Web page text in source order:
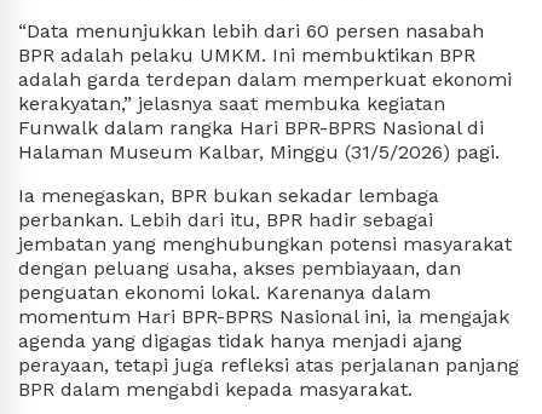
“Data menunjukkan lebih dari 60 persen nasabah
BPR adalah pelaku UMKM. Ini membuktikan BPR
adalah garda terdepan dalam memperkuat ekonomi
kerakyatan,” jelasnya saat membuka kegiatan
Funwalk dalam rangka Hari BPR-BPRS Nasional di
Halaman Museum Kalbar, Minggu (31/5/2026) pagi.
Ia menegaskan, BPR bukan sekadar lembaga
perbankan. Lebih dari itu, BPR hadir sebagai
jembatan yang menghubungkan potensi masyarakat
dengan peluang usaha, akses pembiayaan, dan
penguatan ekonomi lokal. Karenanya dalam
momentum Hari BPR-BPRS Nasional ini, ia mengajak
agenda yang digagas tidak hanya menjadi ajang
perayaan, tetapi juga refleksi atas perjalanan panjang
BPR dalam mengabdi kepada masyarakat.